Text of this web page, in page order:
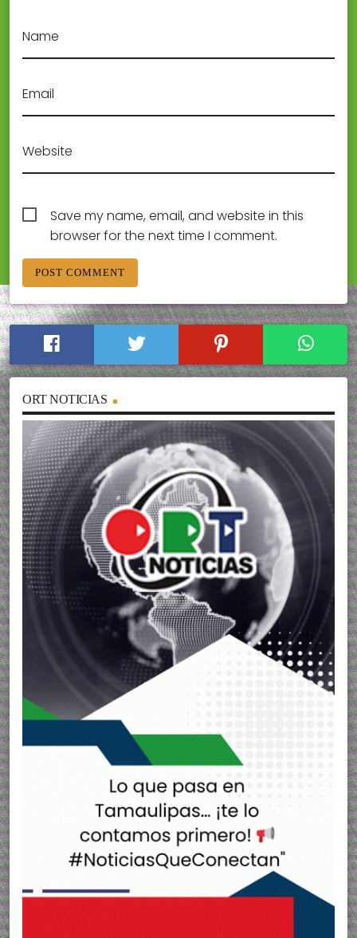
Name
Email
Website
Save my name, email, and website in this
browser for the next time I comment.
ORT NOTICIAS